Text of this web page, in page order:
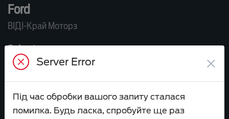
Ford
ВІДІ-Край Моторз
Зв’яжіться з нами
ВІДДІЛ ПРОДАЖУ
+38 044 239 09 97
sales.cry-motors@vidi.ua
ВІДДІЛ СЕРВІСУ
Server Error ×
Під час обробки вашого запиту сталася
помилка. Будь ласка, спробуйте ще раз